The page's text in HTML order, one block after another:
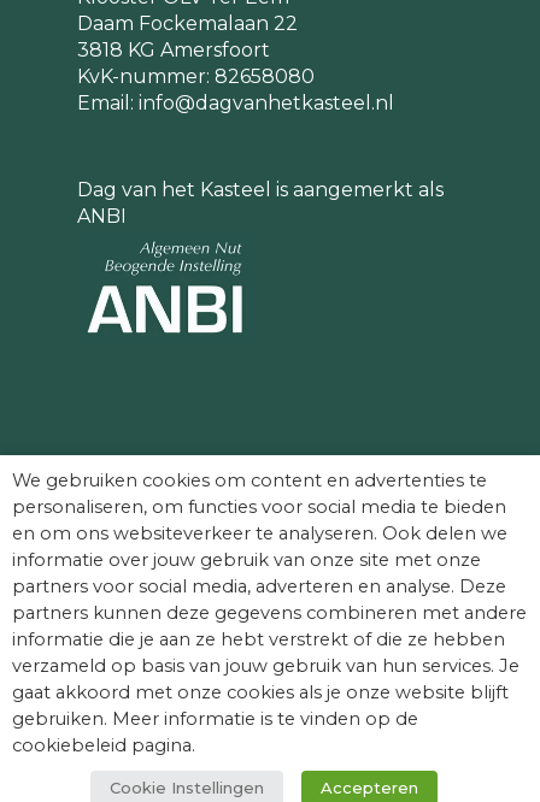
Daam Fockemalaan 22
3818 KG Amersfoort
KvK-nummer: 82658080
Email: info@dagvanhetkasteel.nl
Dag van het Kasteel is aangemerkt als
ANBI
mogelijk maken:
We gebruiken cookies om content en advertenties te
personaliseren, om functies voor social media te bieden
en om ons websiteverkeer te analyseren. Ook delen we
informatie over jouw gebruik van onze site met onze
partners voor social media, adverteren en analyse. Deze
partners kunnen deze gegevens combineren met andere
informatie die je aan ze hebt verstrekt of die ze hebben
verzameld op basis van jouw gebruik van hun services. Je
gaat akkoord met onze cookies als je onze website blijft
gebruiken. Meer informatie is te vinden op de
cookiebeleid pagina.
Cookie Instellingen Accepteren